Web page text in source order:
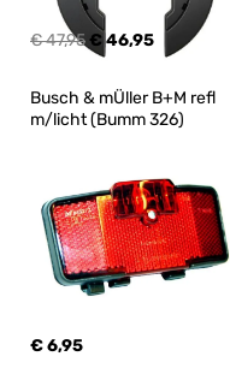
€ 47,95€ 46,95
Busch & mÜller B+M refl
m/licht (Bumm 326)
€ 6,95